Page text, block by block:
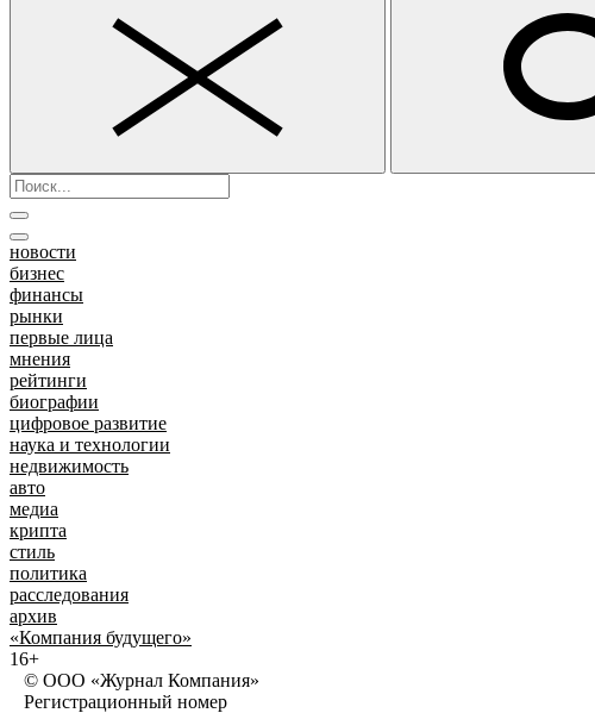
новости
бизнес
финансы
рынки
первые лица
мнения
рейтинги
биографии
цифровое развитие
наука и технологии
недвижимость
авто
медиа
крипта
стиль
политика
расследования
архив
«Компания будущего»
16+
© ООО «Журнал Компания»
Регистрационный номер